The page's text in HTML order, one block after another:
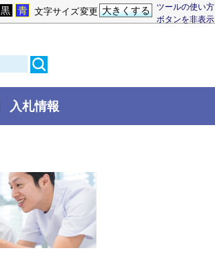
ツールの使い方
ボタンを非表示
文字サイズ変更 大きくする
黒 青
入札情報